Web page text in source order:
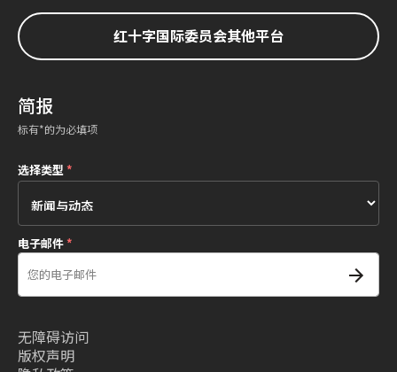
红十字国际委员会其他平台
简报
标有*的为必填项
选择类型*
电子邮件*
无障碍访问
版权声明